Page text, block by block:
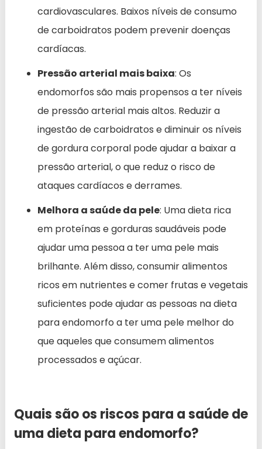
cardiovasculares. Baixos níveis de consumo
de carboidratos podem prevenir doenças
cardíacas.
Pressão arterial mais baixa: Os
endomorfos são mais propensos a ter níveis
de pressão arterial mais altos. Reduzir a
ingestão de carboidratos e diminuir os níveis
de gordura corporal pode ajudar a baixar a
pressão arterial, o que reduz o risco de
ataques cardíacos e derrames.
Melhora a saúde da pele: Uma dieta rica
em proteínas e gorduras saudáveis pode
ajudar uma pessoa a ter uma pele mais
brilhante. Além disso, consumir alimentos
ricos em nutrientes e comer frutas e vegetais
suficientes pode ajudar as pessoas na dieta
para endomorfo a ter uma pele melhor do
que aqueles que consumem alimentos
processados e açúcar.
Quais são os riscos para a saúde de
uma dieta para endomorfo?